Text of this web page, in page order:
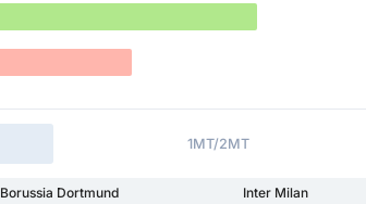
1MT/2MT
Borussia Dortmund
Inter Milan